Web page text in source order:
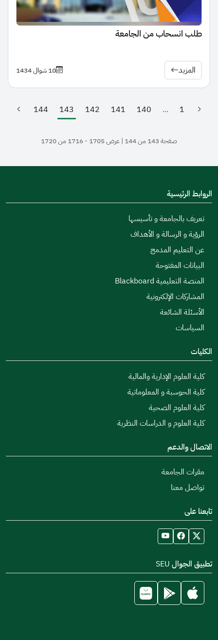
طلب انسحاب من الجامعة
المزيد 10 شوال 1434
1
...
140
141
142
143
(الصفحة الحالية)
144
صفحة 143 من 144 | عرض 1705 - 1716 من 1720
الروابط الرئيسية
تعريف بالجامعة و تأسيسها
الرؤية و الرسالة و الأهداف
عن التعليم المدمج
البيانات المفتوحة
المنصة التعليمية Blackboard
المشاركات الإلكترونية
الأسئلة الشائعة
السياسات
الكليات
كلية العلوم الإدارية والمالية
كلية الحوسبة و المعلوماتية
كلية العلوم الصحية
كلية العلوم و الدراسات النظرية
الاتصال والدعم
مقرات الجامعة
تواصل معنا
تابعنا على
تطبيق الجوال SEU